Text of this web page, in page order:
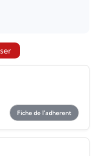
Fiche de l'adherent